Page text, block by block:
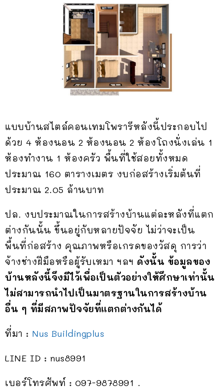
แบบบ้านสไตล์คอนเทมโพรารีหลังนี้ประกอบไป
ด้วย 4 ห้องนอน 2 ห้องนอน 2 ห้องโถงนั่งเล่น 1
ห้องทำงาน 1 ห้องครัว พื้นที่ใช้สอยทั้งหมด
ประมาณ 160 ตารางเมตร งบก่อสร้างเริ่มต้นที่
ประมาณ 2.05 ล้านบาท
ปล. งบประมาณในการสร้างบ้านแต่ละหลังที่แตก
ต่างกันนั้น ขึ้นอยู่กับหลายปัจจัย ไม่ว่าจะเป็น
พื้นที่ก่อสร้าง คุณภาพหรือเกรดของวัสดุ การว่า
จ้างช่างฝีมือหรือผู้รับเหมา ฯลฯ ดังนั้น ข้อมูลของ
บ้านหลังนี้จึงมีไว้เพื่อเป็นตัวอย่างให้ศึกษาเท่านั้น
ไม่สามารถนำไปเป็นมาตรฐานในการสร้างบ้าน
อื่น ๆ ที่มีสภาพปัจจัยที่แตกต่างกันได้
ที่มา : Nus Buildingplus
LINE ID : nus8991
เบอร์โทรศัพท์ : 097-9878991 .